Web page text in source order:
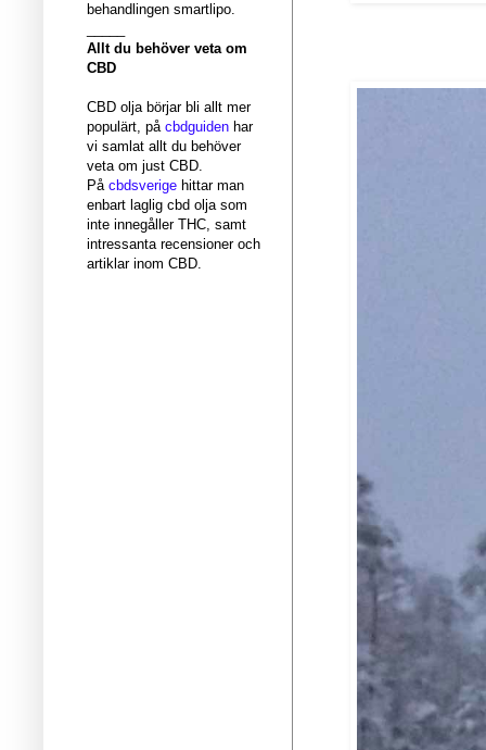
behandlingen smartlipo.
Allt du behöver veta om
CBD
CBD olja börjar bli allt mer
populärt, påcbdguiden har
vi samlat allt du behöver
veta om just CBD.
På cbdsverige hittar man
enbart laglig cbd olja som
inte innegåller THC, samt
intressanta recensioner och
artiklar inom CBD.